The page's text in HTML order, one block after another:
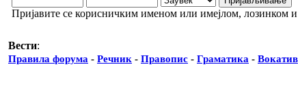
Пријавите се корисничким именом или имејлом, лозинком
Вести:
Правила форума - Речник - Правопис - Граматика - Вокатив